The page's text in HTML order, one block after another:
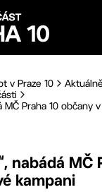
v Praze 10
MČ Praha 10 občany v
nabádá MČ
kampani